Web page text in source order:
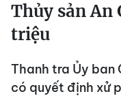
Thủy sản An
triệu
Thanh tra Ủy ban
có quyết định xử